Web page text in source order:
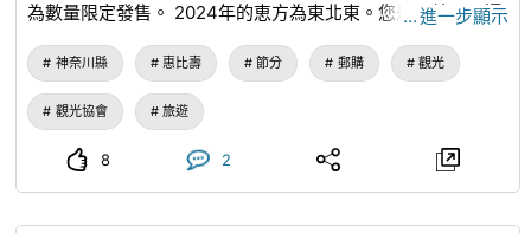
為數量限定發售。 2024年的恵方為東北東。您是正統派？還
是喜歡嚐鮮？不妨來試試崎陽軒的精選恵方卷，許下您的願望
吧。 「口福恵方卷」含稅880日圓 ※常溫販售 ＜內容（食
材）＞ ①鯛魚鬆②干貝醋飯③油菜花④蟹肉風味魚板的醋
漬⑤筍絲滷⑥雞蛋燒⑦生薑昆布拌 ＜尺寸＞ 長度：約
18cm 直徑：約5cm 「燒賣恵方包」含稅400日圓 ※常溫・冷
凍販售 為了“將福氣捲入”，我們 用心 地製作每一條恵方卷。
建議您提早預約！ 部分網路商店及店鋪也有販售冷凍款！ ＜
…進一步顯示
神奈川縣 惠比壽 節分 郵購 觀光
觀光協會 旅遊
8 2